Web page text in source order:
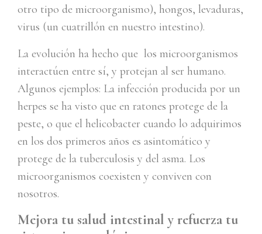
otro tipo de microorganismo), hongos, levaduras,
virus (un cuatrillón en nuestro intestino).
La evolución ha hecho que los microorganismos
interactúen entre sí, y protejan al ser humano.
Algunos ejemplos: La infección producida por un
herpes se ha visto que en ratones protege de la
peste, o que el helicobacter cuando lo adquirimos
en los dos primeros años es asintomático y
protege de la tuberculosis y del asma. Los
microorganismos coexisten y conviven con
nosotros.
Mejora tu salud intestinal y refuerza tu